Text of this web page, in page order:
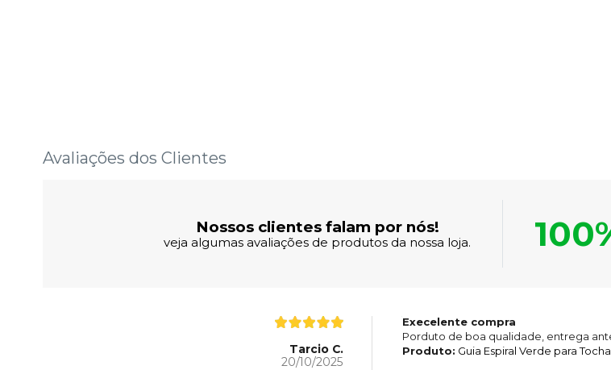
Avaliações dos Clientes
Nossos clientes falam por nós!
veja algumas avaliações de produtos da nossa loja.
Tarcio C.
20/10/2025
Execelente compra
Porduto de boa qualidade, entrega
Produto: Guia Espiral Verde para Tocha